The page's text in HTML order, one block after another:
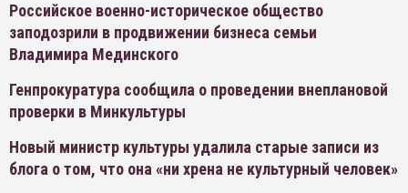
Российское военно-историческое общество
заподозрили в продвижении бизнеса семьи
Владимира Мединского
Генпрокуратура сообщила о проведении внеплановой
проверки в Минкультуры
Новый министр культуры удалила старые записи из
блога о том, что она «ни хрена не культурный человек»